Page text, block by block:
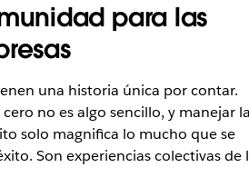
para las
una historia única por contar.
no es algo sencillo, y manejar
solo magnifica lo mucho que se
Son experiencias colectivas de